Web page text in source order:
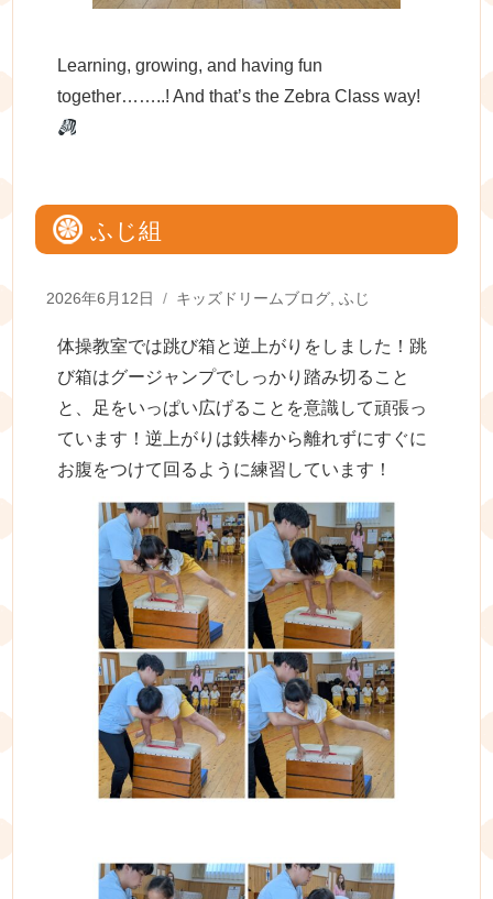
Learning, growing, and having fun
together……..! And that’s the Zebra Class way!
ふじ組
Posted
2026年6月12日 Categories
キッズドリームブログ, ふじ
体操教室では跳び箱と逆上がりをしました！跳
び箱はグージャンプでしっかり踏み切ること
と、足をいっぱい広げることを意識して頑張っ
ています！逆上がりは鉄棒から離れずにすぐに
お腹をつけて回るように練習しています！